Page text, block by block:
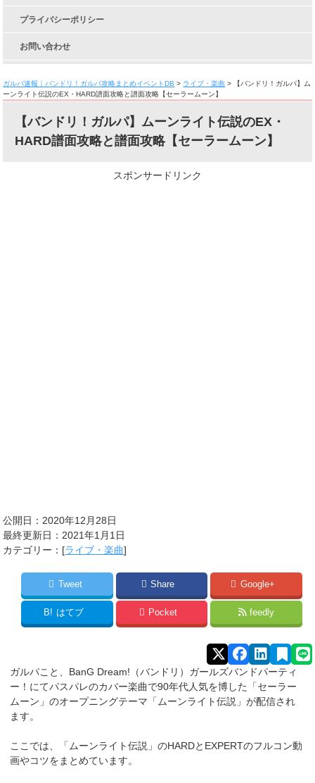
プライバシーポリシー
お問い合わせ
ガルパ速報｜バンドリ！ガルパ攻略まとめイベントDB > ライブ・楽曲 >
【バンドリ！ガルパ】ム
ーンライト伝説のEX・HARD譜面攻略と譜面攻略【セーラームーン】
【バンドリ！ガルパ】ムーンライト伝説のEX・
HARD譜面攻略と譜面攻略【セーラームーン】
スポンサードリンク
公開日：2020年12月28日
最終更新日：2021年1月1日
カテゴリー：[ライブ・楽曲]
Tweet Share Google+
B! はてブ Pocket feedly
ガルパこと、BanG Dream!（バンドリ）ガールズバンドパーティ
ー！にてパスパレのカバー楽曲で90年代人気を博した「セーラー
ムーン」のオープニングテーマ「ムーンライト伝説」が配信され
ます。
ここでは、「ムーンライト伝説」のHARDとEXPERTのフルコン動
画やコツをまとめています。